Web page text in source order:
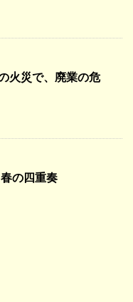
火災で、廃業の危
の四重奏